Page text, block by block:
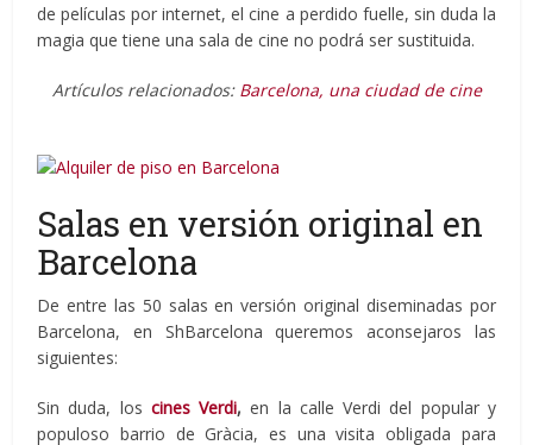
de películas por internet, el cine a perdido fuelle, sin duda la
magia que tiene una sala de cine no podrá ser sustituida.
Artículos relacionados: Barcelona, una ciudad de cine
Salas en versión original en
Barcelona
De entre las 50 salas en versión original diseminadas por
Barcelona, en ShBarcelona queremos aconsejaros las
siguientes:
Sin duda, los cines Verdi, en la calle Verdi del popular y
populoso barrio de Gràcia, es una visita obligada para